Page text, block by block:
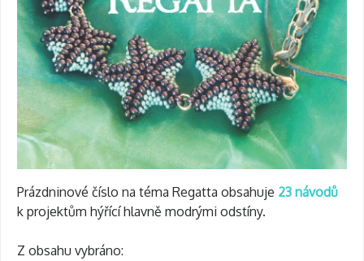
Prázdninové číslo na téma Regatta obsahuje 23 návodů
k projektům hýřící hlavně modrými odstíny.
Z obsahu vybráno: